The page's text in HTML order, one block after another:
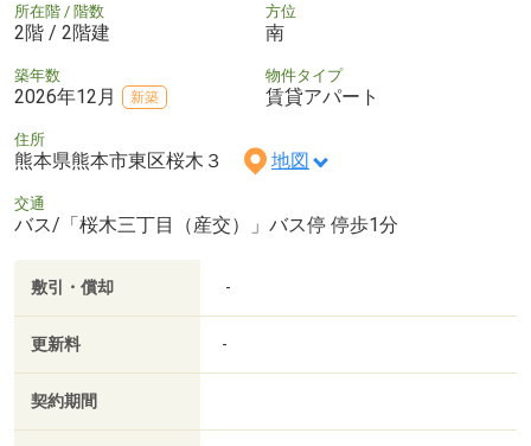
所在階 / 階数
2階 / 2階建
方位
南
築年数
2026年12月 新築
物件タイプ
賃貸アパート
住所
熊本県熊本市東区桜木３ 地図
交通
バス/「桜木三丁目（産交）」バス停 停歩1分
敷引・償却 -
更新料 -
契約期間